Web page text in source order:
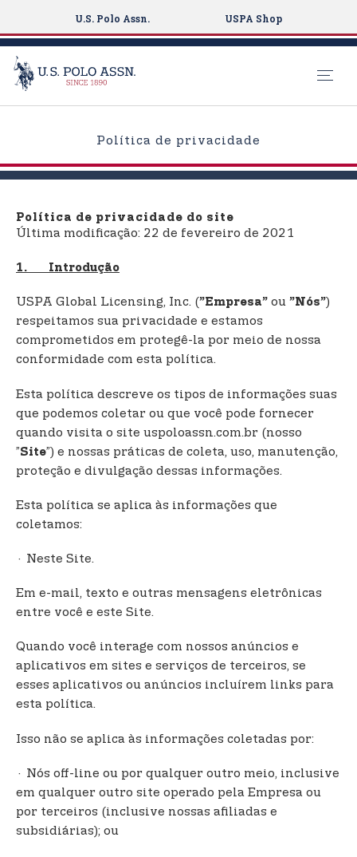
p
U.S. Polo Assn. USPA Shop
Política de privacidade
Política de privacidade do site
Última modificação: 22 de fevereiro de 2021
1. Introdução
USPA Global Licensing, Inc. (”Empresa” ou ”Nós”)
respeitamos sua privacidade e estamos
comprometidos em protegê-la por meio de nossa
conformidade com esta política.
Esta política descreve os tipos de informações suas
que podemos coletar ou que você pode fornecer
quando visita o site uspoloassn.com.br (nosso
”Site”) e nossas práticas de coleta, uso, manutenção,
proteção e divulgação dessas informações.
Esta política se aplica às informações que
coletamos:
· Neste Site.
Em e-mail, texto e outras mensagens eletrônicas
entre você e este Site.
Quando você interage com nossos anúncios e
aplicativos em sites e serviços de terceiros, se
esses aplicativos ou anúncios incluírem links para
esta política.
Isso não se aplica às informações coletadas por:
· Nós off-line ou por qualquer outro meio, inclusive
em qualquer outro site operado pela Empresa ou
por terceiros (inclusive nossas afiliadas e
subsidiárias); ou